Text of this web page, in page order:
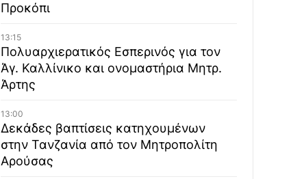
Προκόπι
13:15
Πολυαρχιερατικός Εσπερινός για τον
Άγ. Καλλίνικο και ονομαστήρια Μητρ.
Άρτης
13:00
Δεκάδες βαπτίσεις κατηχουμένων
στην Τανζανία από τον Μητροπολίτη
Αρούσας